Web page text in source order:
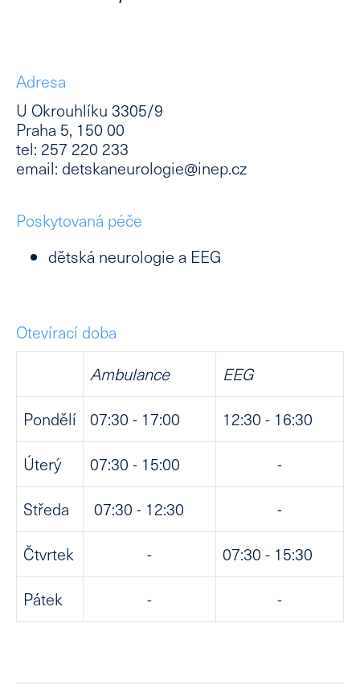
Adresa
U Okrouhlíku 3305/9
Praha 5, 150 00
tel: 257 220 233
email: detskaneurologie@inep.cz
Poskytovaná péče
dětská neurologie a EEG
Otevírací doba
Ambulance
EEG
Pondělí 07:30 - 17:00
12:30 - 16:30
Úterý
07:30 - 15:00
-
Středa
07:30 - 12:30
-
Čtvrtek
-
07:30 - 15:30
Pátek
- -